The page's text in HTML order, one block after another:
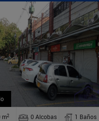
m 1 Alcobas 1 Baños